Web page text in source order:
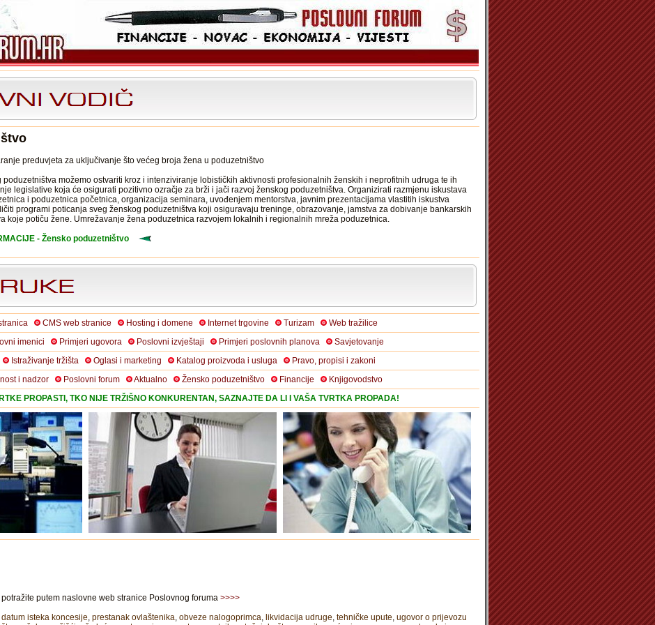
preduvjeta za uključivanje što većeg broja žena u poduzetništvo
možemo ostvariti kroz i intenziviranje lobističkih aktivnosti profesionalnih ženskih i neprofitnih udruga te ih
legislative koja će osigurati pozitivno ozračje za brži i jači razvoj ženskog poduzetništva. Organizirati razmjenu iskustava
i poduzetnica početnica, organizacija seminara, uvođenjem mentorstva, javnim prezentacijama vlastitih iskustva
programi poticanja sveg ženskog poduzetništva koji osiguravaju treninge, obrazovanje, jamstva za dobivanje bankarskih
koje potiču žene. Umrežavanje žena poduzetnica razvojem lokalnih i regionalnih mreža poduzetnica.
- Žensko poduzetništvo
CMS web stranice Hosting i domene Internet trgovine Turizam
Web tražilice
imenici Primjeri ugovora Poslovni izvještaji Primjeri poslovnih planova
Savjetovanje
Istraživanje tržišta Oglasi i marketing Katalog proizvoda i usluga
Pravo, propisi i zakoni
i nadzor Poslovni forum Aktualno Žensko poduzetništvo Financije
Knjigovodstvo
PROPASTI, TKO NIJE TRŽIŠNO KONKURENTAN, SAZNAJTE DA LI I VAŠA TVRTKA PROPADA!
putem naslovne web stranice Poslovnog foruma >>>>
datum isteka koncesije, prestanak ovlaštenika, obveze nalogoprimca, likvidacija udruge, tehničke upute, ugovor o prijevozu